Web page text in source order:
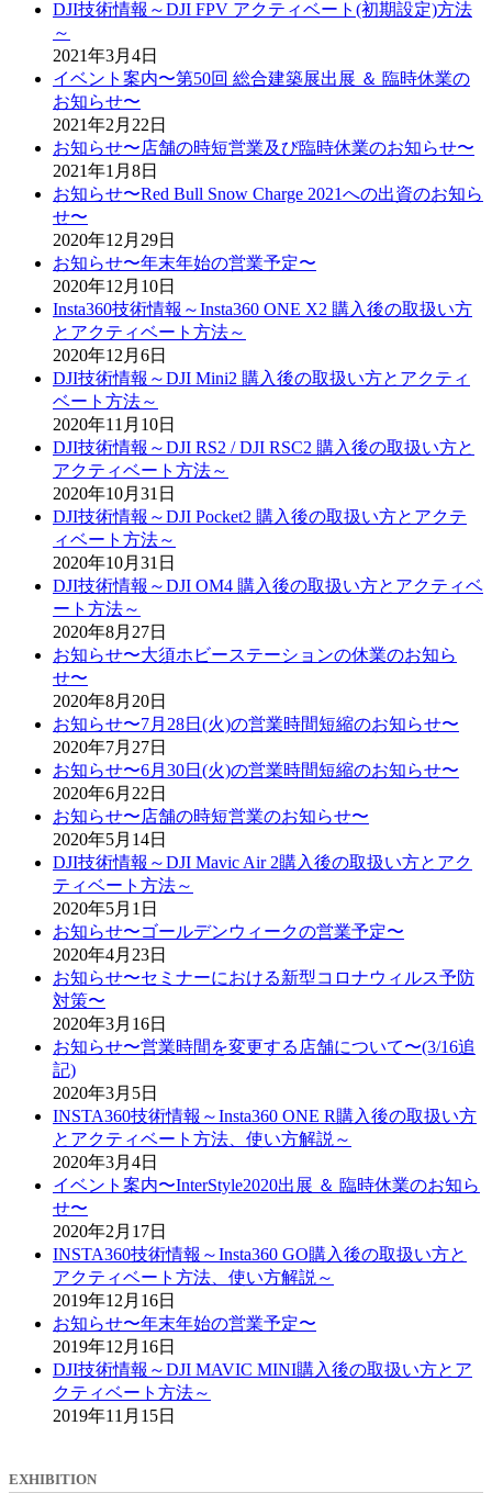
DJI技術情報～DJI FPV アクティベート(初期設定)方法
～
2021年3月4日
イベント案内〜第50回 総合建築展出展 ＆ 臨時休業の
お知らせ〜
2021年2月22日
お知らせ〜店舗の時短営業及び臨時休業のお知らせ〜
2021年1月8日
お知らせ〜Red Bull Snow Charge 2021への出資のお知ら
せ〜
2020年12月29日
お知らせ〜年末年始の営業予定〜
2020年12月10日
Insta360技術情報～Insta360 ONE X2 購入後の取扱い方
とアクティベート方法～
2020年12月6日
DJI技術情報～DJI Mini2 購入後の取扱い方とアクティ
ベート方法～
2020年11月10日
DJI技術情報～DJI RS2 / DJI RSC2 購入後の取扱い方と
アクティベート方法～
2020年10月31日
DJI技術情報～DJI Pocket2 購入後の取扱い方とアクテ
ィベート方法～
2020年10月31日
DJI技術情報～DJI OM4 購入後の取扱い方とアクティベ
ート方法～
2020年8月27日
お知らせ〜大須ホビーステーションの休業のお知ら
せ〜
2020年8月20日
お知らせ〜7月28日(火)の営業時間短縮のお知らせ〜
2020年7月27日
お知らせ〜6月30日(火)の営業時間短縮のお知らせ〜
2020年6月22日
お知らせ〜店舗の時短営業のお知らせ〜
2020年5月14日
DJI技術情報～DJI Mavic Air 2購入後の取扱い方とアク
ティベート方法～
2020年5月1日
お知らせ〜ゴールデンウィークの営業予定〜
2020年4月23日
お知らせ〜セミナーにおける新型コロナウィルス予防
対策〜
2020年3月16日
お知らせ〜営業時間を変更する店舗について〜(3/16追
記)
2020年3月5日
INSTA360技術情報～Insta360 ONE R購入後の取扱い方
とアクティベート方法、使い方解説～
2020年3月4日
イベント案内〜InterStyle2020出展 ＆ 臨時休業のお知ら
せ〜
2020年2月17日
INSTA360技術情報～Insta360 GO購入後の取扱い方と
アクティベート方法、使い方解説～
2019年12月16日
お知らせ〜年末年始の営業予定〜
2019年12月16日
DJI技術情報～DJI MAVIC MINI購入後の取扱い方とア
クティベート方法～
2019年11月15日
EXHIBITION